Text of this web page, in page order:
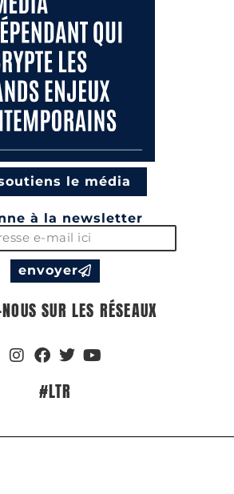
le média
à la newsletter
envoyer
SUR LES RÉSEAUX
#LTR